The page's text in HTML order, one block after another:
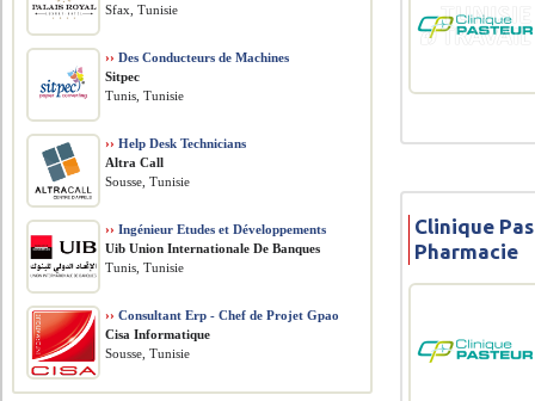
Clinique
Pharmacie
Sfax, Tunisie
›› Des Conducteurs de Machines
Sitpec
Tunis, Tunisie
›› Help Desk Technicians
Altra Call
Sousse, Tunisie
›› Ingénieur Etudes et Développements
Uib Union Internationale De Banques
Tunis, Tunisie
›› Consultant Erp - Chef de Projet Gpao
Cisa Informatique
Sousse, Tunisie